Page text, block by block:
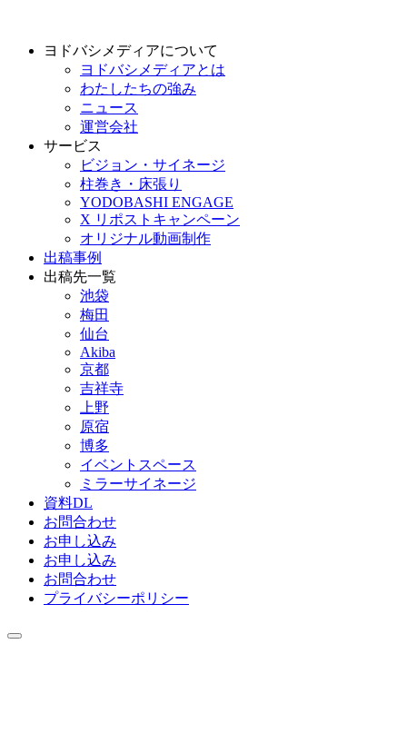
ヨドバシメディアについて
ヨドバシメディアとは
わたしたちの強み
ニュース
運営会社
サービス
ビジョン・サイネージ
柱巻き・床張り
YODOBASHI ENGAGE
X リポストキャンペーン
オリジナル動画制作
出稿事例
出稿先一覧
池袋
梅田
仙台
Akiba
京都
吉祥寺
上野
原宿
博多
イベントスペース
ミラーサイネージ
資料DL
お問合わせ
お申し込み
お申し込み
お問合わせ
プライバシーポリシー